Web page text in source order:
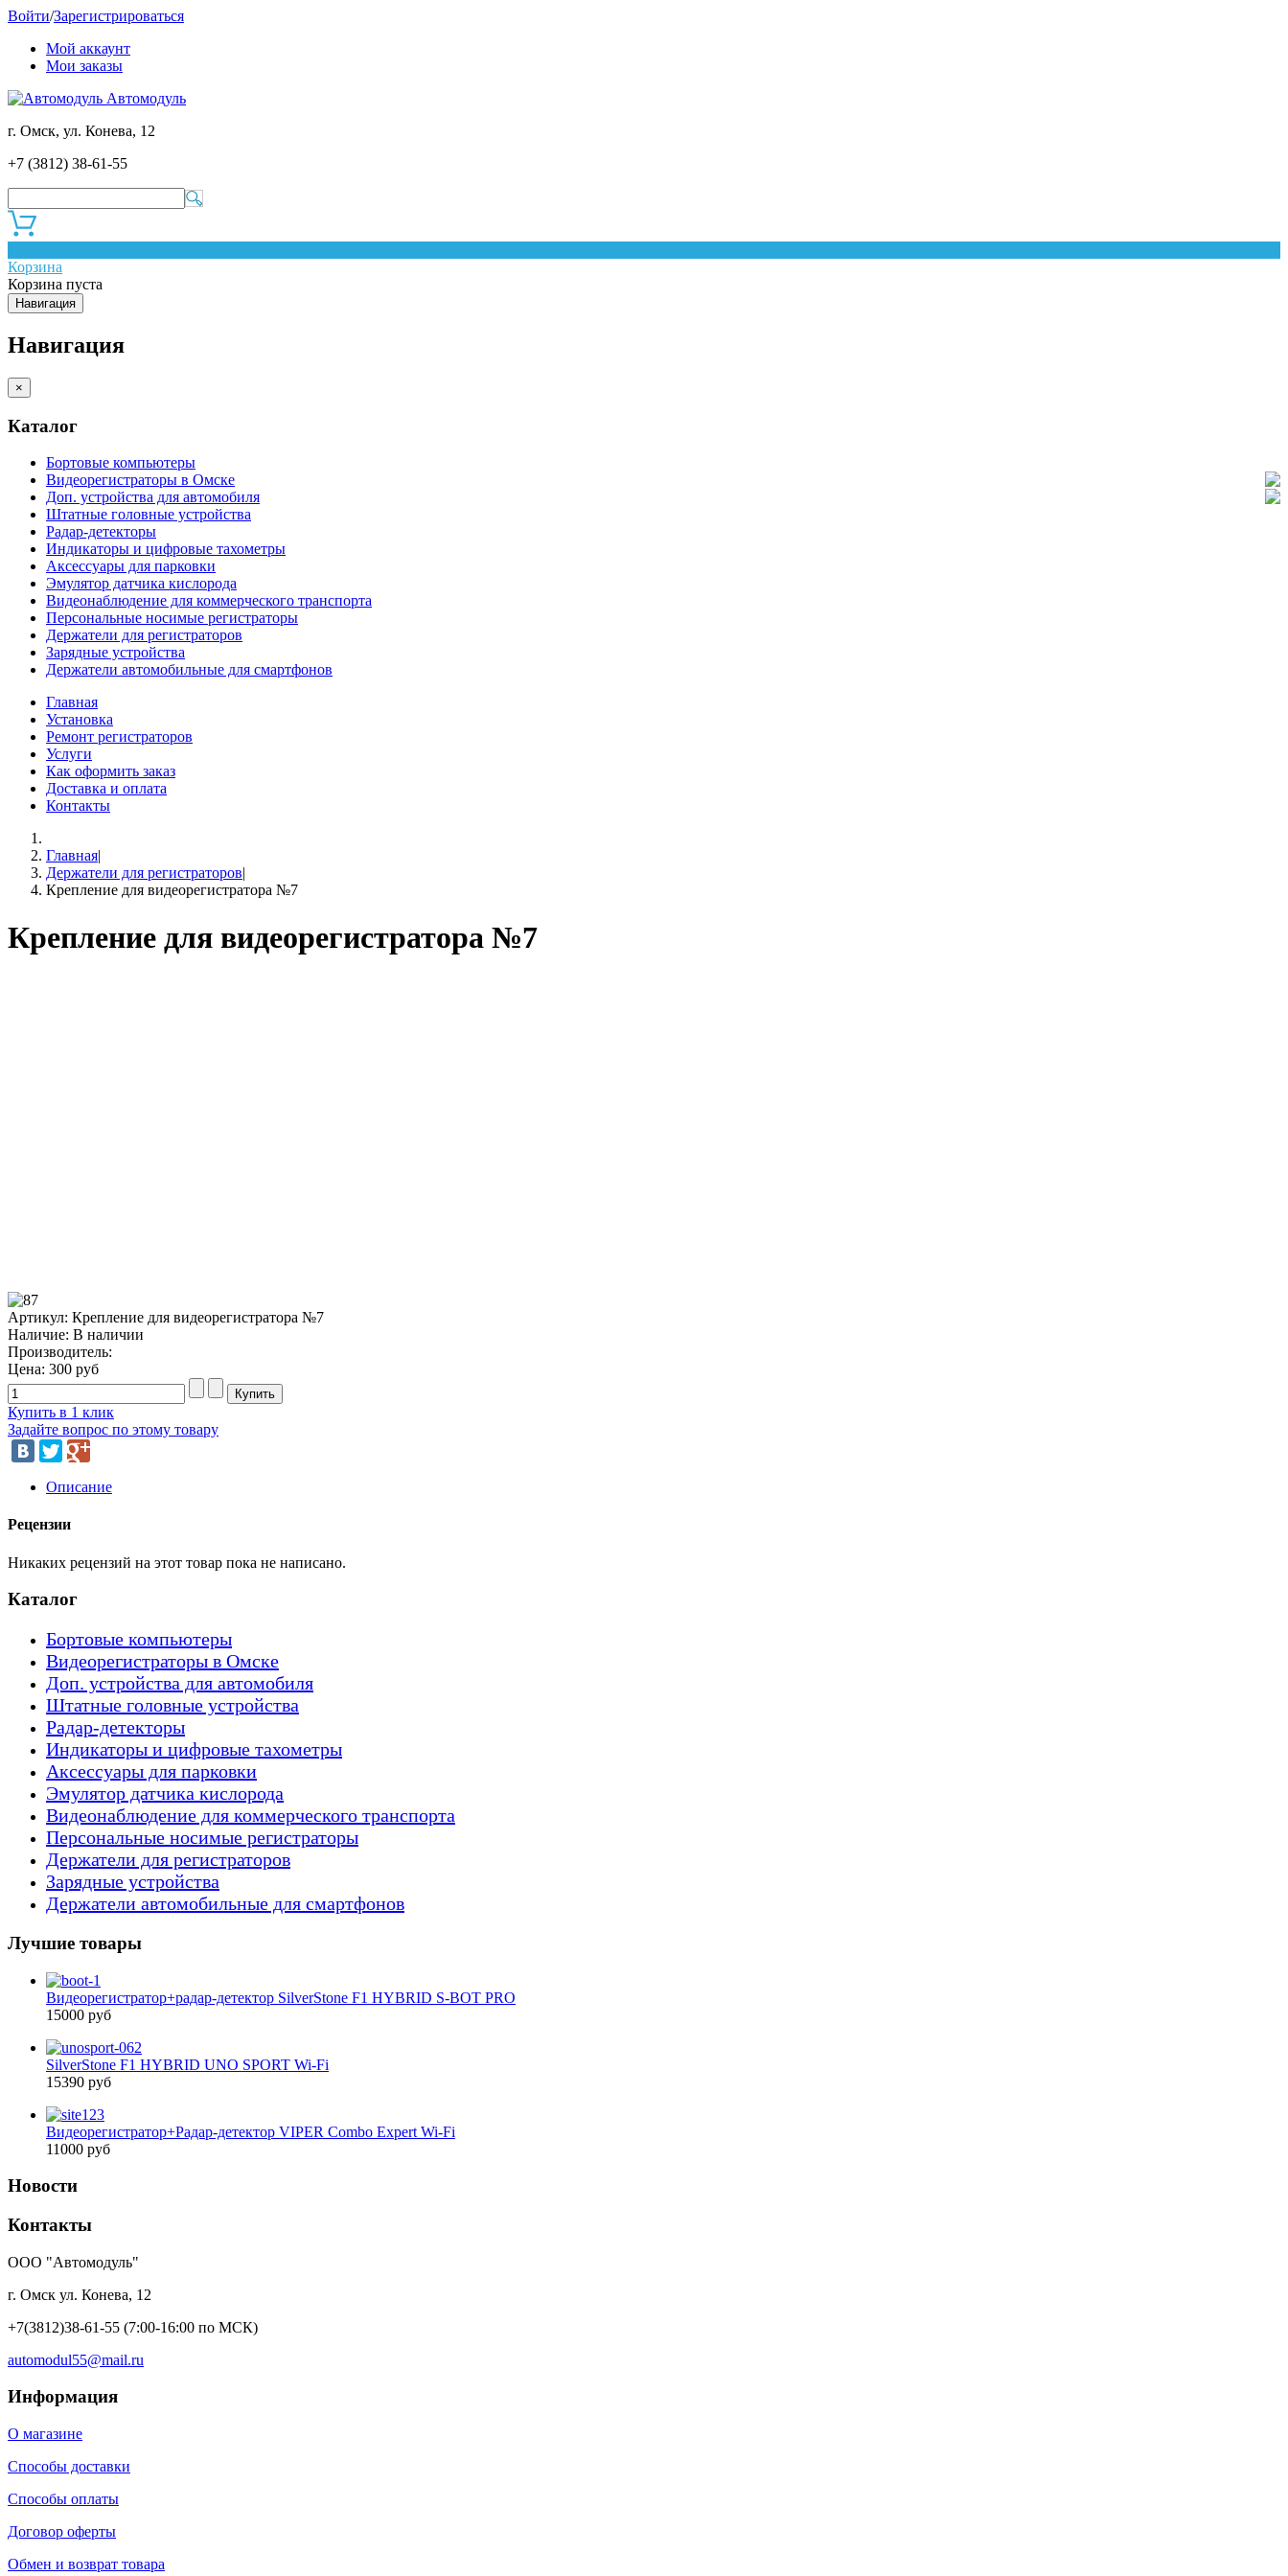
Войти/Зарегистрироваться
Мой аккаунт
Мои заказы
Автомодуль
г. Омск, ул. Конева, 12
+7 (3812) 38-61-55
Корзина
Корзина пуста
Навигация
Навигация
×
Каталог
Бортовые компьютеры
Видеорегистраторы в Омске
Доп. устройства для автомобиля
Штатные головные устройства
Радар-детекторы
Индикаторы и цифровые тахометры
Аксессуары для парковки
Эмулятор датчика кислорода
Видеонаблюдение для коммерческого транспорта
Персональные носимые регистраторы
Держатели для регистраторов
Зарядные устройства
Держатели автомобильные для смартфонов
Главная
Установка
Ремонт регистраторов
Услуги
Как оформить заказ
Доставка и оплата
Контакты
Главная|
Держатели для регистраторов|
Крепление для видеорегистратора №7
Крепление для видеорегистратора №7
Артикул: Крепление для видеорегистратора №7
Наличие: В наличии
Производитель:
Цена: 300 руб
Купить в 1 клик
Задайте вопрос по этому товару
Описание
Рецензии
Никаких рецензий на этот товар пока не написано.
Каталог
Бортовые компьютеры
Видеорегистраторы в Омске
Доп. устройства для автомобиля
Штатные головные устройства
Радар-детекторы
Индикаторы и цифровые тахометры
Аксессуары для парковки
Эмулятор датчика кислорода
Видеонаблюдение для коммерческого транспорта
Персональные носимые регистраторы
Держатели для регистраторов
Зарядные устройства
Держатели автомобильные для смартфонов
Лучшие товары
Видеорегистратор+радар-детектор SilverStone F1 HYBRID S-BOT PRO
15000 руб
SilverStone F1 HYBRID UNO SPORT Wi-Fi
15390 руб
Видеорегистратор+Радар-детектор VIPER Combo Expert Wi-Fi
11000 руб
Новости
Контакты
ООО "Автомодуль"
г. Омск ул. Конева, 12
+7(3812)38-61-55 (7:00-16:00 по МСК)
automodul55@mail.ru
Информация
О магазине
Способы доставки
Способы оплаты
Договор оферты
Обмен и возврат товара